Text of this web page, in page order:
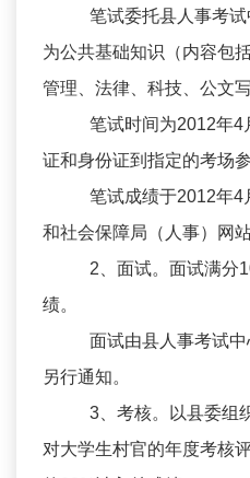
笔试委托县人事考
为公共基础知识（内容包
管理、法律、科技、公文
笔试时间为2012年4
证和身份证到指定的考场参
笔试成绩于2012年4
和社会保障局（人事）网站
2、面试。面试满分
绩。
面试由县人事考试
另行通知。
3、考核。以县委组
对大学生村官的年度考核